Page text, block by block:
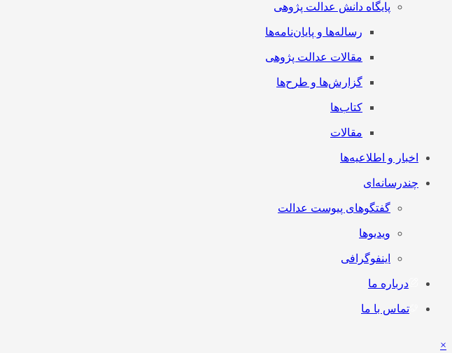
پایگاه دانش عدالت پژوهی
رساله‌ها و پایان‌نامه‌ها
مقالات عدالت پژوهی
گزارش‌ها و طرح‌ها
کتاب‌ها
مقالات
اخبار و اطلاعیه‌ها
چندرسانه‌ای
گفتگوهای پیوست عدالت
ویدیوها
اینفوگرافی
درباره ما
تماس با ما
×